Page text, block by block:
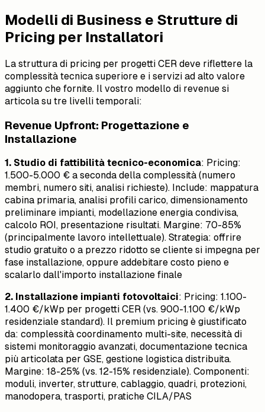
Modelli di Business e Strutture di
Pricing per Installatori
La struttura di pricing per progetti CER deve riflettere la
complessità tecnica superiore e i servizi ad alto valore
aggiunto che fornite. Il vostro modello di revenue si
articola su tre livelli temporali:
Revenue Upfront: Progettazione e
Installazione
1. Studio di fattibilità tecnico-economica: Pricing:
1.500-5.000 € a seconda della complessità (numero
membri, numero siti, analisi richieste). Include: mappatura
cabina primaria, analisi profili carico, dimensionamento
preliminare impianti, modellazione energia condivisa,
calcolo ROI, presentazione risultati. Margine: 70-85%
(principalmente lavoro intellettuale). Strategia: offrire
studio gratuito o a prezzo ridotto se cliente si impegna per
fase installazione, oppure addebitare costo pieno e
scalarlo dall'importo installazione finale
2. Installazione impianti fotovoltaici: Pricing: 1.100-
1.400 €/kWp per progetti CER (vs. 900-1.100 €/kWp
residenziale standard). Il premium pricing è giustificato
da: complessità coordinamento multi-site, necessità di
sistemi monitoraggio avanzati, documentazione tecnica
più articolata per GSE, gestione logistica distribuita.
Margine: 18-25% (vs. 12-15% residenziale). Componenti:
moduli, inverter, strutture, cablaggio, quadri, protezioni,
manodopera, trasporti, pratiche CILA/PAS